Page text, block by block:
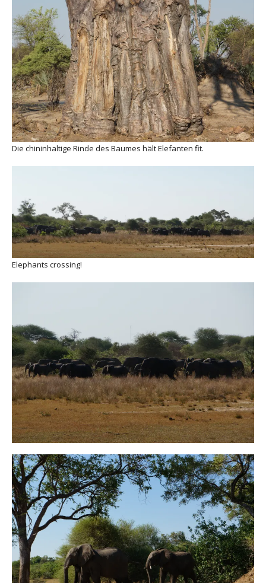
Die chininhaltige Rinde des Baumes hält Elefanten fit.
Elephants crossing!